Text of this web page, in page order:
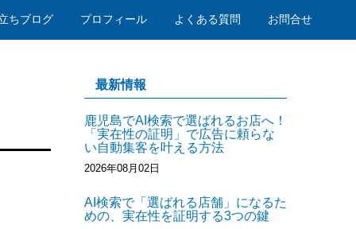
ちブログ プロフィール よくある質問 お問合せ
最新情報
鹿児島でAI検索で選ばれるお店へ！
「実在性の証明」で広告に頼らな
い自動集客を叶える方法
2026年08月02日
AI検索で「選ばれる店舗」になるた
めの、実在性を証明する3つの鍵